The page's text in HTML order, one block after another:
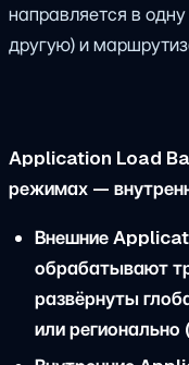
направляется в
другую) и
Application Load
режимах —
Внешние
обрабатывают
развёрнуты
или